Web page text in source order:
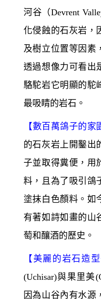
河谷（Devrent
化侵蝕的石灰岩，
及樹立位置等因素
透過想像力可看出
駱駝岩它明顯的駝
最吸睛的岩石。
【數百萬鴿子的家
的石灰岩上開鑿出
子並取得糞便，用
料，且為了吸引鴿
塗抹白色顏料。如
有著如詩如畫的山
萄和釀酒的歷史。
【 美麗的岩石造
(Uchisar)與果里美
因為山谷內有水源